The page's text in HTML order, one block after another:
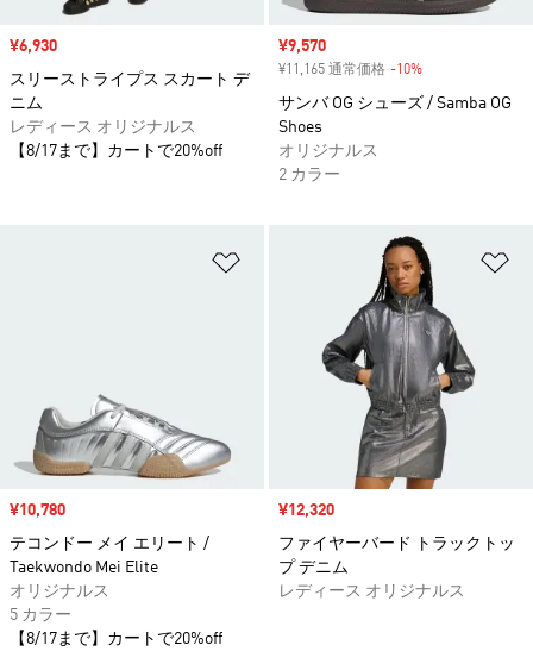
セール価格
¥6,930
スリーストライプス スカート デ
ニム
レディース オリジナルス
【8/17まで】カートで20%off
セール価格
¥9,570
¥11,165 通常価格 -10%
サンバ OG シューズ / Samba OG
Shoes
オリジナルス
2 カラー
ほしいものリストに追加
セール価格
¥10,780
テコンドー メイ エリート /
Taekwondo Mei Elite
オリジナルス
5 カラー
【8/17まで】カートで20%off
セール価格
¥12,320
ファイヤーバード トラックトッ
プ デニム
レディース オリジナルス